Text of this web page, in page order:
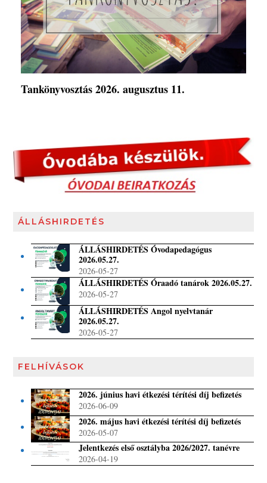
Tankönyvosztás 2026. augusztus 11.
ÁLLÁSHIRDETÉS
ÁLLÁSHIRDETÉS Óvodapedagógus
2026.05.27.
2026-05-27
ÁLLÁSHIRDETÉS Óraadó tanárok 2026.05.27.
2026-05-27
ÁLLÁSHIRDETÉS Angol nyelvtanár
2026.05.27.
2026-05-27
FELHÍVÁSOK
2026. június havi étkezési térítési díj befizetés
2026-06-09
2026. május havi étkezési térítési díj befizetés
2026-05-07
Jelentkezés első osztályba 2026/2027. tanévre
2026-04-19